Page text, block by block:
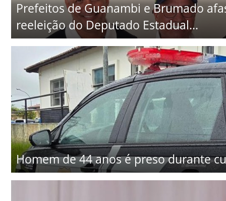
Prefeitos de Guanambi e Brumado
reeleição do Deputado Estadual...
Homem de 44 anos é preso durante